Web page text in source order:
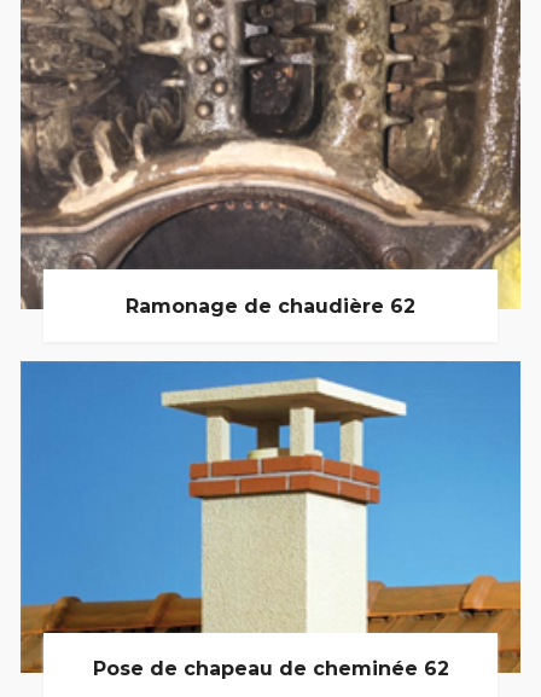
Ramonage de chaudière 62
Pose de chapeau de cheminée 62